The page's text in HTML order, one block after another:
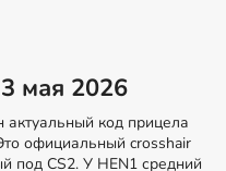
мая 2026
актуальный код прицела
официальный crosshair
под CS2. У HEN1 средний